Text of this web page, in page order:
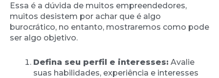
Essa é a dúvida de muitos empreendedores,
muitos desistem por achar que é algo
burocrático, no entanto, mostraremos como pode
ser algo objetivo.
Defina seu perfil e interesses: Avalie
suas habilidades, experiência e interesses